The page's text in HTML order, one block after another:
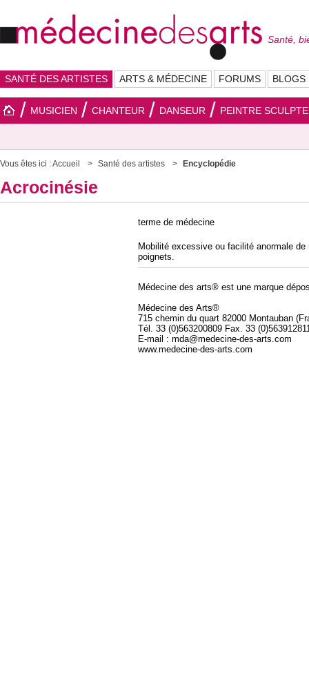
Santé,
SANTÉ DES ARTISTES ARTS & MÉDECINE FORUMS BLOGS
MUSICIEN CHANTEUR DANSEUR PEINTRE
Vous êtes ici :Accueil Santé des artistes Encyclopédie
Acrocinésie
terme de médecine
Mobilité excessive ou facilité anormale
poignets.
Médecine des arts® est une marque
Médecine des Arts®
715 chemin du quart 82000 Montauban
Tél. 33 (0)563200809 Fax. 33
E-mail : mda@medecine-des-arts.com
www.medecine-des-arts.com